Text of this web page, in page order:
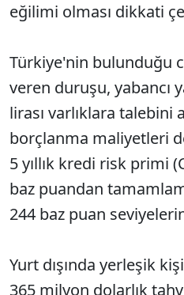
eğilimi olması dikkati
Türkiye'nin bulunduğu
veren duruşu, yabancı
lirası varlıklara talebini
borçlanma maliyetleri
5 yıllık kredi risk primi
baz puandan
244 baz puan
Yurt dışında yerleşik
365 milyon dolarlık